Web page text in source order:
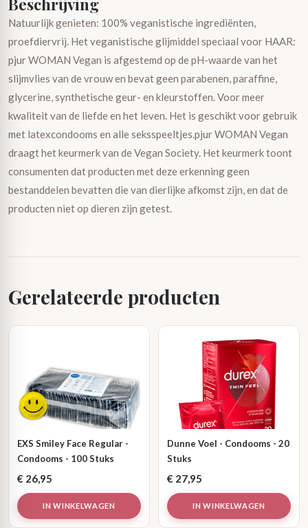
Beschrijving
Natuurlijk genieten: 100% veganistische ingrediënten,
proefdiervrij. Het veganistische glijmiddel speciaal voor HAAR:
pjur WOMAN Vegan is afgestemd op de pH-waarde van het
slijmvlies van de vrouw en bevat geen parabenen, paraffine,
glycerine, synthetische geur- en kleurstoffen. Voor meer
kwaliteit van de liefde en het leven. Het is geschikt voor gebruik
met latexcondooms en alle seksspeeltjes.pjur WOMAN Vegan
draagt het keurmerk van de Vegan Society. Het keurmerk toont
consumenten dat producten met deze erkenning geen
bestanddelen bevatten die van dierlijke afkomst zijn, en dat de
producten niet op dieren zijn getest.
Gerelateerde producten
EXS Smiley Face Regular -
Condooms - 100 Stuks
€ 26,95
IN WINKELWAGEN
Dunne Voel - Condooms - 20
Stuks
€ 27,95
IN WINKELWAGEN